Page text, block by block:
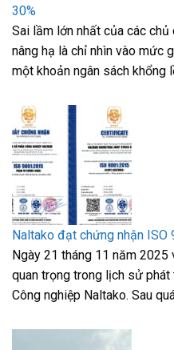
30%
Sai lầm lớn nhất của các
nâng hạ là chỉ nhìn vào mức
một khoản ngân sách khổng
Naltako đạt chứng nhận ISO
Ngày 21 tháng 11 năm
quan trọng trong lịch sử phát
Công nghiệp Naltako. Sau